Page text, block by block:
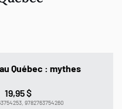
Québec : mythes
19,95 $
9782763754260